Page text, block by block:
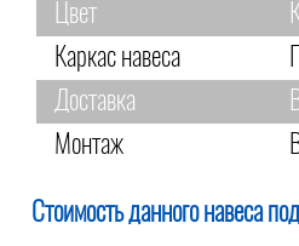
Цвет
Каркас навеса
Доставка
Монтаж
Стоимость данного навеса